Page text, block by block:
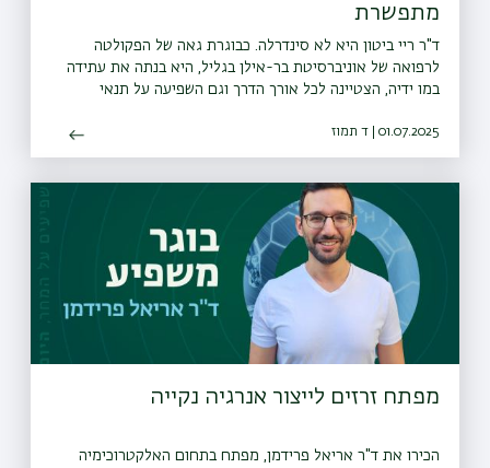
מתפשרת
ד"ר ריי ביטון היא לא סינדרלה. כבוגרת גאה של הפקולטה
לרפואה של אוניברסיטת בר-אילן בגליל, היא בנתה את עתידה
במו ידיה, הצטיינה לכל אורך הדרך וגם השפיעה על תנאי
הבריאות בפריפריה
01.07.2025 | ד תמוז
מפתח זרזים לייצור אנרגיה נקייה
הכירו את ד"ר אריאל פרידמן, מפתח בתחום האלקטרוכימיה